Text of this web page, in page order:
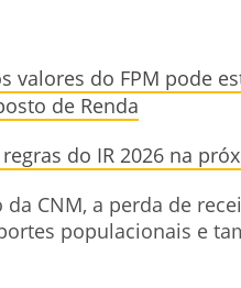
valores do FPM pode
de Renda
do IR 2026 na
CNM, a perda de
populacionais e